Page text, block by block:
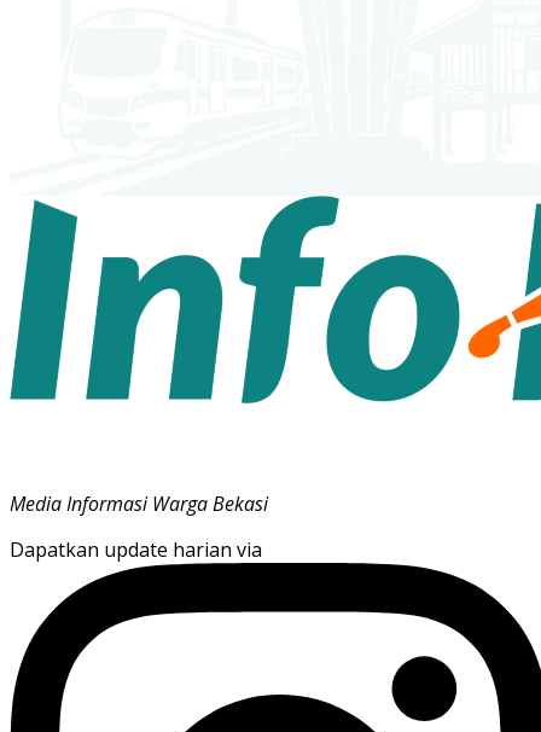
Media Informasi Warga Bekasi
Dapatkan update harian via